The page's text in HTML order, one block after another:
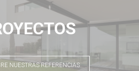
NUESTRAS REFERENCIAS